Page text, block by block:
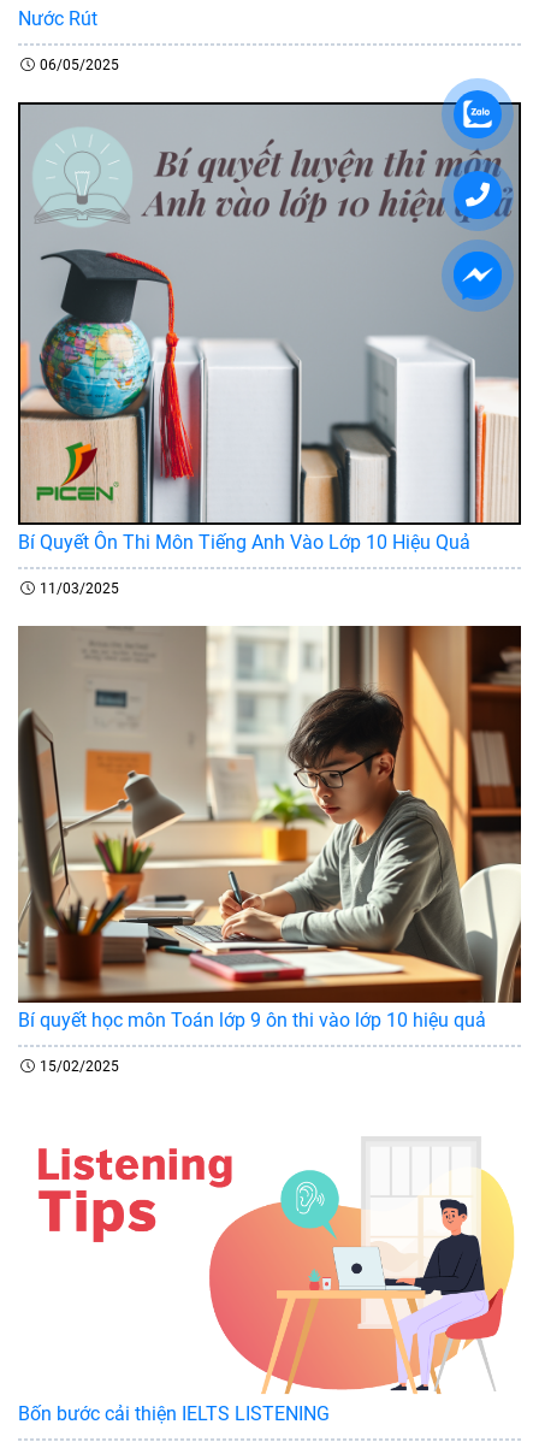
Nước Rút
06/05/2025
Bí Quyết Ôn Thi Môn Tiếng Anh Vào Lớp 10 Hiệu Quả
11/03/2025
Bí quyết học môn Toán lớp 9 ôn thi vào lớp 10 hiệu quả
15/02/2025
Bốn bước cải thiện IELTS LISTENING